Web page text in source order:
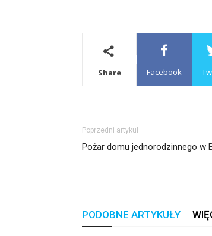
Share Facebook
Poprzedni artykuł
Pożar domu jednorodzinnego w
PODOBNE ARTYKUŁY